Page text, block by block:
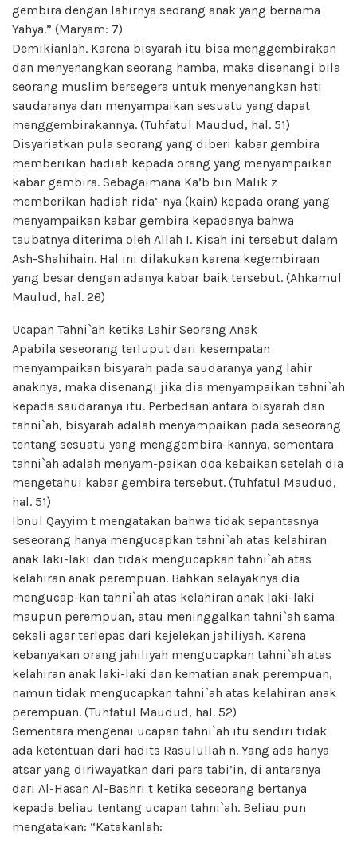
gembira dengan lahirnya seorang anak yang bernama
Yahya.” (Maryam: 7)
Demikianlah. Karena bisyarah itu bisa menggembirakan
dan menyenangkan seorang hamba, maka disenangi bila
seorang muslim bersegera untuk menyenangkan hati
saudaranya dan menyampaikan sesuatu yang dapat
menggembirakannya. (Tuhfatul Maudud, hal. 51)
Disyariatkan pula seorang yang diberi kabar gembira
memberikan hadiah kepada orang yang menyampaikan
kabar gembira. Sebagaimana Ka’b bin Malik z
memberikan hadiah rida‘-nya (kain) kepada orang yang
menyampaikan kabar gembira kepadanya bahwa
taubatnya diterima oleh Allah I. Kisah ini tersebut dalam
Ash-Shahihain. Hal ini dilakukan karena kegembiraan
yang besar dengan adanya kabar baik tersebut. (Ahkamul
Maulud, hal. 26)
Ucapan Tahni`ah ketika Lahir Seorang Anak
Apabila seseorang terluput dari kesempatan
menyampaikan bisyarah pada saudaranya yang lahir
anaknya, maka disenangi jika dia menyampaikan tahni`ah
kepada saudaranya itu. Perbedaan antara bisyarah dan
tahni`ah, bisyarah adalah menyampaikan pada seseorang
tentang sesuatu yang menggembira-kannya, sementara
tahni`ah adalah menyam-paikan doa kebaikan setelah dia
mengetahui kabar gembira tersebut. (Tuhfatul Maudud,
hal. 51)
Ibnul Qayyim t mengatakan bahwa tidak sepantasnya
seseorang hanya mengucapkan tahni`ah atas kelahiran
anak laki-laki dan tidak mengucapkan tahni`ah atas
kelahiran anak perempuan. Bahkan selayaknya dia
mengucap-kan tahni`ah atas kelahiran anak laki-laki
maupun perempuan, atau meninggalkan tahni`ah sama
sekali agar terlepas dari kejelekan jahiliyah. Karena
kebanyakan orang jahiliyah mengucapkan tahni`ah atas
kelahiran anak laki-laki dan kematian anak perempuan,
namun tidak mengucapkan tahni`ah atas kelahiran anak
perempuan. (Tuhfatul Maudud, hal. 52)
Sementara mengenai ucapan tahni`ah itu sendiri tidak
ada ketentuan dari hadits Rasulullah n. Yang ada hanya
atsar yang diriwayatkan dari para tabi’in, di antaranya
dari Al-Hasan Al-Bashri t ketika seseorang bertanya
kepada beliau tentang ucapan tahni`ah. Beliau pun
mengatakan: “Katakanlah: